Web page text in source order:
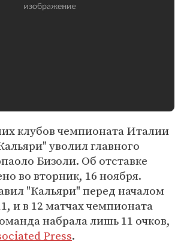
клубов чемпионата Италии
уволил главного
Бизоли. Об отставке
во вторник, 16 ноября.
"Кальяри" перед началом
и в 12 матчах чемпионата
набрала лишь 11 очков,
Press.